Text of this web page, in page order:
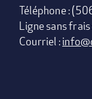
Téléphone :
Ligne sans
Courriel :